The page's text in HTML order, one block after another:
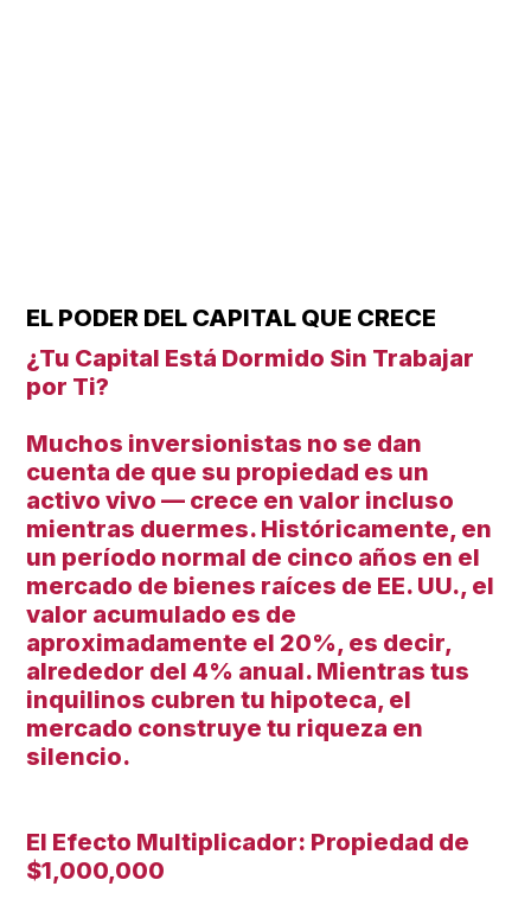
EL PODER DEL CAPITAL QUE CRECE
¿Tu Capital Está Dormido Sin Trabajar
por Ti?
Muchos inversionistas no se dan
cuenta de que su propiedad es un
activo vivo — crece en valor incluso
mientras duermes. Históricamente, en
un período normal de cinco años en el
mercado de bienes raíces de EE. UU., el
valor acumulado es de
aproximadamente el 20%, es decir,
alrededor del 4% anual. Mientras tus
inquilinos cubren tu hipoteca, el
mercado construye tu riqueza en
silencio.
El Efecto Multiplicador: Propiedad de
$1,000,000